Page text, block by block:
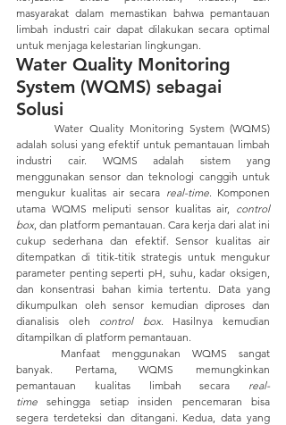
masyarakat dalam memastikan bahwa pemantauan
limbah industri cair dapat dilakukan secara optimal
untuk menjaga kelestarian lingkungan.
Water Quality Monitoring
System (WQMS) sebagai
Solusi
	Water Quality Monitoring System (WQMS)
adalah solusi yang efektif untuk pemantauan limbah
industri cair. WQMS adalah sistem yang
menggunakan sensor dan teknologi canggih untuk
mengukur kualitas air secara real-time. Komponen
utama WQMS meliputi sensor kualitas air, control
box, dan platform pemantauan. Cara kerja dari alat ini
cukup sederhana dan efektif. Sensor kualitas air
ditempatkan di titik-titik strategis untuk mengukur
parameter penting seperti pH, suhu, kadar oksigen,
dan konsentrasi bahan kimia tertentu. Data yang
dikumpulkan oleh sensor kemudian diproses dan
dianalisis oleh control box. Hasilnya kemudian
ditampilkan di platform pemantauan.
banyak. Pertama, WQMS memungkinkan
pemantauan kualitas limbah secara real-
time sehingga setiap insiden pencemaran bisa
segera terdeteksi dan ditangani. Kedua, data yang